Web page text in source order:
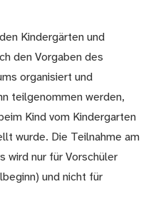
Kindergärten und
den Vorgaben des
organisiert und
teilgenommen werden,
Kind vom Kindergarten
wurde. Die Teilnahme am
wird nur für Vorschüler
und nicht für